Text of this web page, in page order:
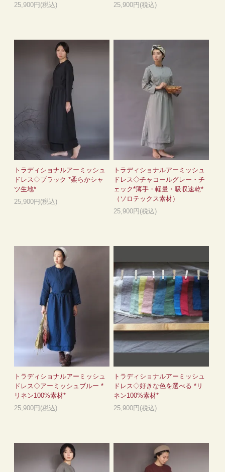
25,900円(税込)
25,900円(税込)
トラディショナルアーミッシュ
ドレス◇ブラック *柔らかシャ
ツ生地*
25,900円(税込)
トラディショナルアーミッシュ
ドレス◇チャコールグレー・チ
ェック*薄手・軽量・吸収速乾*
（ソロテックス素材）
25,900円(税込)
トラディショナルアーミッシュ
ドレス◇アーミッシュブルー *
リネン100%素材*
25,900円(税込)
トラディショナルアーミッシュ
ドレス◇好きな色を選べる *リ
ネン100%素材*
25,900円(税込)